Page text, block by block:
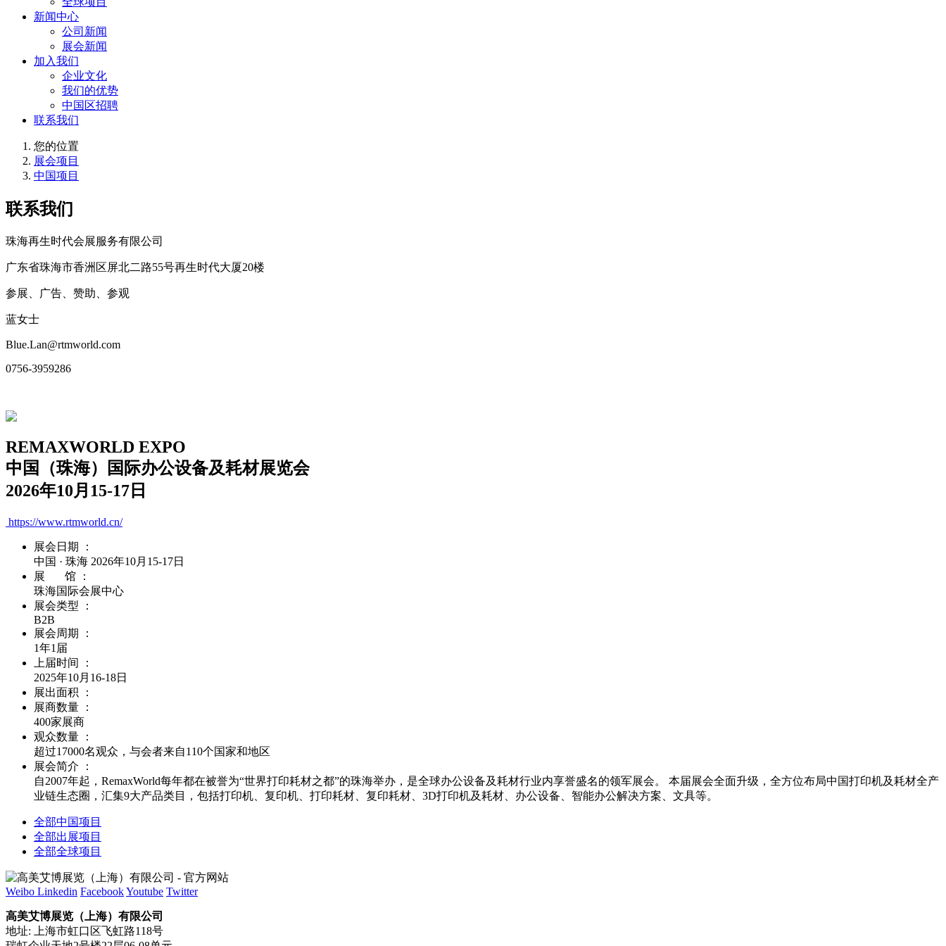
新闻中心
公司新闻
展会新闻
加入我们
企业文化
我们的优势
中国区招聘
联系我们
您的位置
展会项目
中国项目
联系我们
珠海再生时代会展服务有限公司
广东省珠海市香洲区屏北二路55号再生时代大厦20楼
参展、广告、赞助、参观
蓝女士
Blue.Lan@rtmworld.com
0756-3959286
REMAXWORLD EXPO
中国（珠海）国际办公设备及耗材展览会
2026年10月15-17日
https://www.rtmworld.cn/
展会日期 ：
中国 · 珠海 2026年10月15-17日
展 馆 ：
珠海国际会展中心
展会类型 ：
B2B
展会周期 ：
1年1届
上届时间 ：
2025年10月16-18日
展出面积 ：
展商数量 ：
400家展商
观众数量 ：
超过17000名观众，与会者来自110个国家和地区
展会简介 ：
自2007年起，RemaxWorld每年都在被誉为“世界打印耗材之都”的珠海举办，是全球办公设备及耗材行业内享誉盛名的领军展会。 本届展会全面升级，全方位布局中国打印机及耗材全产
业链生态圈，汇集9大产品类目，包括打印机、复印机、打印耗材、复印耗材、3D打印机及耗材、办公设备、智能办公解决方案、文具等。
全部中国项目
全部出展项目
全部全球项目
Weibo Linkedin FacebookYoutube Twitter
高美艾博展览（上海）有限公司
地址: 上海市虹口区飞虹路118号